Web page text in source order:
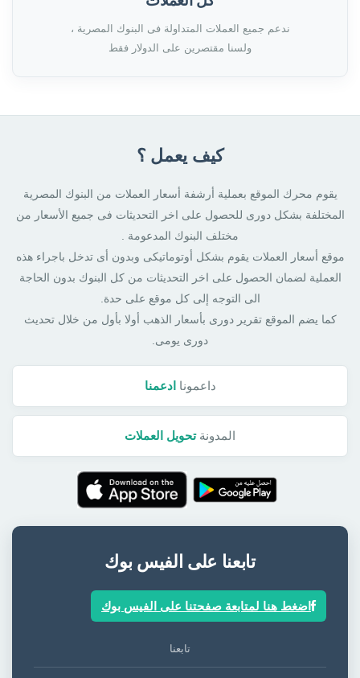
ندعم جميع العملات المتداولة فى البنوك المصرية ،
ولسنا مقتصرين على الدولار فقط
كيف يعمل ؟
يقوم محرك الموقع بعملية أرشفة أسعار العملات من البنوك المصرية
المختلفة بشكل دورى للحصول على اخر التحديثات فى جميع الأسعار من
مختلف البنوك المدعومة .
موقع أسعار العملات يقوم بشكل أوتوماتيكى وبدون أى تدخل باجراء هذه
العملية لضمان الحصول على اخر التحديثات من كل البنوك بدون الحاجة
الى التوجه إلى كل موقع على حدة.
كما يضم الموقع تقرير دورى بأسعار الذهب أولا بأول من خلال تحديث
دورى يومى.
داعمونا ادعمنا
المدونةتحويل العملات
تابعنا على الفيس بوك
اضغط هنا لمتابعة صفحتنا على الفيس بوك
تابعنا